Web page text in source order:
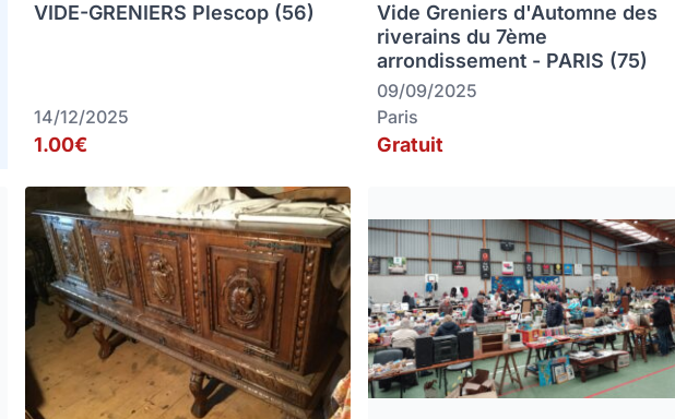
VIDE-GRENIERS Plescop (56)
14/12/2025
1.00€
Vide Greniers d'Automne des
riverains du 7ème
arrondissement - PARIS (75)
09/09/2025
Paris
Gratuit